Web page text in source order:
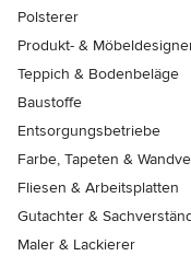
Polsterer
Produkt- &
Teppich & Bodenbeläge
Baustoffe
Entsorgungsbetriebe
Farbe, Tapeten &
Fliesen & Arbeitsplatten
Gutachter &
Maler & Lackierer